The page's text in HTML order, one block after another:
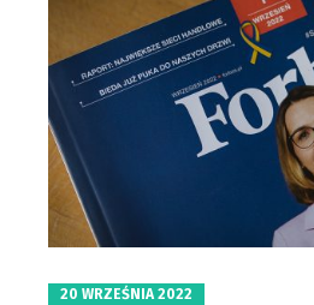
20 WRZEŚNIA 2022